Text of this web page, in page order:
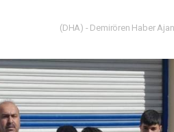
(DHA) - Demirören Haber